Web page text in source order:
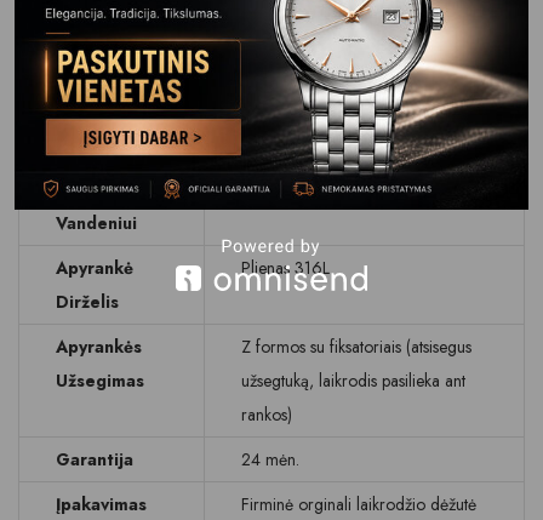
Spalva
Data
Mėnesio dienos ir savaitės dienos
rodymas
Stikliukas
Safyrinis
Atsparumas
Vandeniui
WR 100 M (10 BAR)
Apyrankė
Dirželis
Plienas 316L
Apyrankės
Užsegimas
Z formos su fiksatoriais (atsisegus
užsegtuką, laikrodis pasilieka ant
rankos)
Garantija
24 mėn.
Įpakavimas
Firminė orginali laikrodžio dėžutė